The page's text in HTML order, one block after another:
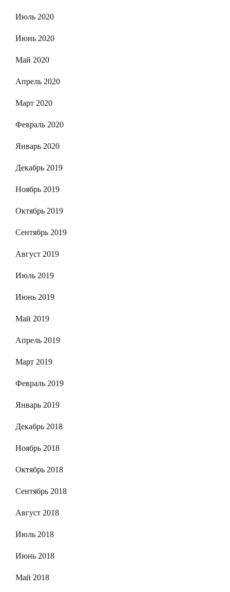
Июль 2020
Июнь 2020
Май 2020
Апрель 2020
Март 2020
Февраль 2020
Январь 2020
Декабрь 2019
Ноябрь 2019
Октябрь 2019
Сентябрь 2019
Август 2019
Июль 2019
Июнь 2019
Май 2019
Апрель 2019
Март 2019
Февраль 2019
Январь 2019
Декабрь 2018
Ноябрь 2018
Октябрь 2018
Сентябрь 2018
Август 2018
Июль 2018
Июнь 2018
Май 2018